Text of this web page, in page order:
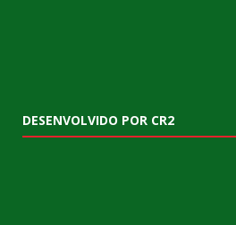
DESENVOLVIDO POR CR2